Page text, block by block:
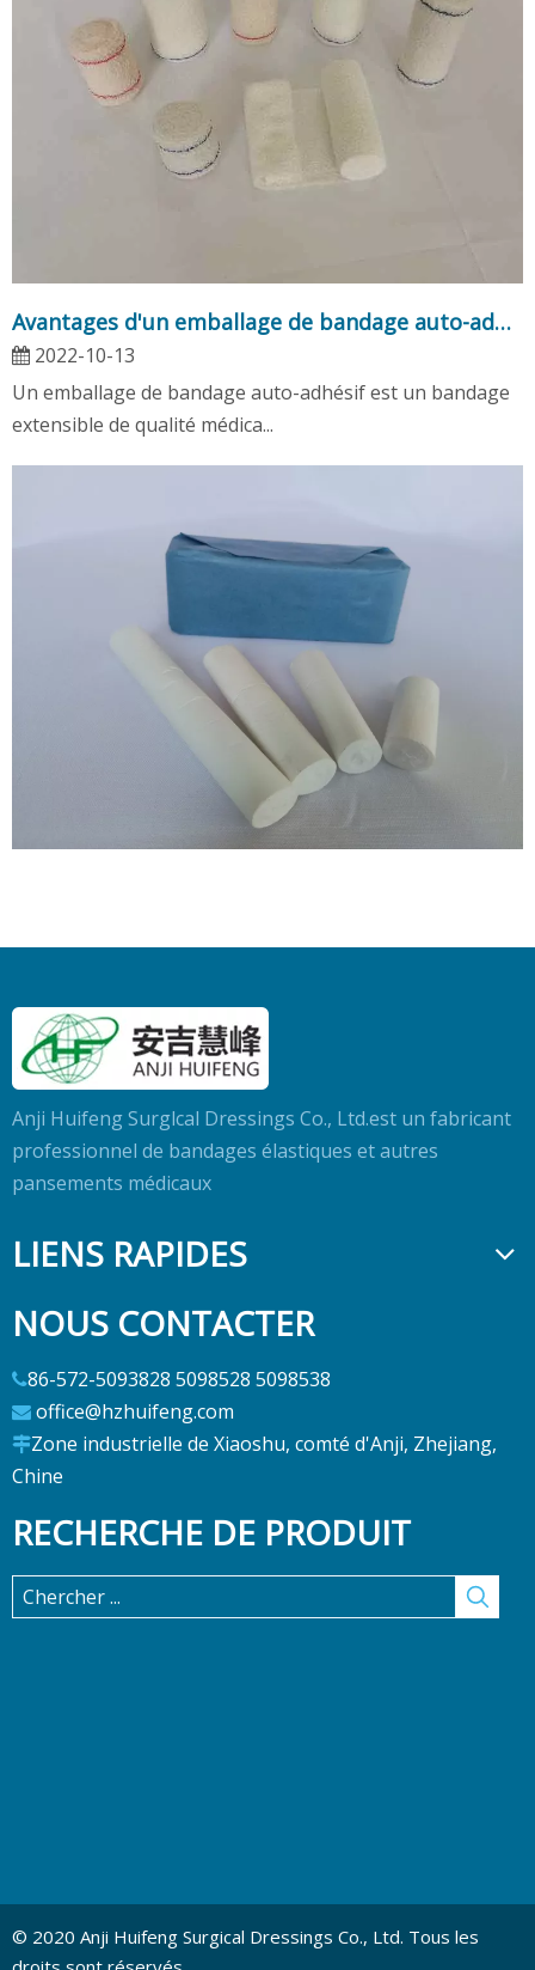
Avantages d'un emballage de bandage auto-adhésif
2022-10-13
Un emballage de bandage auto-adhésif est un bandage
extensible de qualité médica...
Bandage en plâtre élastique
2022-09-21
Un bandage en plâtre élastique est utilisé pour traiter
les plaies. Ils sont con...
Anji Huifeng Surglcal Dressings Co., Ltd.est un fabricant
professionnel de bandages élastiques et autres
pansements médicaux
LIENS RAPIDES
NOUS CONTACTER
86-572-5093828 5098528 5098538
 office@hzhuifeng.com
Zone industrielle de Xiaoshu, comté d'Anji, Zhejiang,
Chine
RECHERCHE DE PRODUIT
© 2020 Anji Huifeng Surgical Dressings Co., Ltd. Tous les